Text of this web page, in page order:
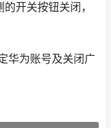
开关按钮关闭，
华为账号及关闭广